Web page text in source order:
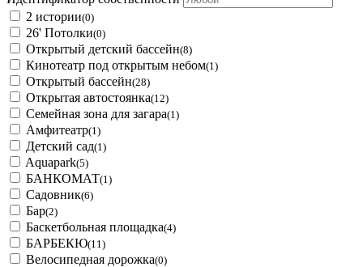
2 истории(0)
26' Потолки(0)
Открытый детский бассейн(8)
Кинотеатр под открытым небом(1)
Открытый бассейн(28)
Открытая автостоянка(12)
Семейная зона для загара(1)
Амфитеатр(1)
Детский сад(1)
Aquapark(5)
БАНКОМАТ(1)
Садовник(6)
Бар(2)
Баскетбольная площадка(4)
БАРБЕКЮ(11)
Велосипедная дорожка(0)